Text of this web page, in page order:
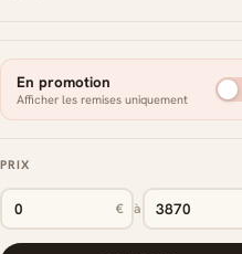
En promotion
Afficher les remises uniquement
PRIX
€ à